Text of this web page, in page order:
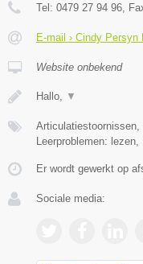
Tel: 0479 27 94 96 ,
E-mail › Cindy Persyn
Website onbekend
Hallo, ▼
Articulatiestoornissen,
Leerproblemen: lezen,
Er wordt gewerkt op
Sociale media: